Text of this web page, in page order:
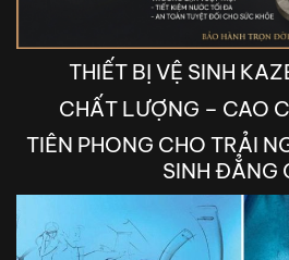
THIẾT BỊ VỆ SINH
CHẤT LƯỢNG – CAO
TIÊN PHONG CHO TRẢI
SINH ĐẲNG